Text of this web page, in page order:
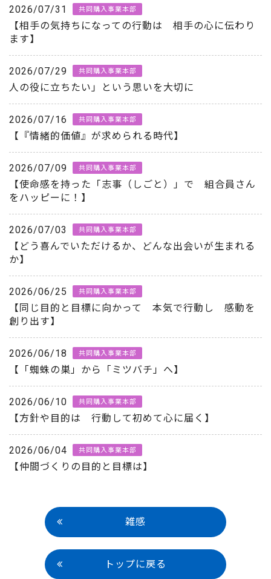
2026/07/31 共同購入事業本部
【相手の気持ちになっての行動は 相手の心に伝わり
ます】
2026/07/29 共同購入事業本部
人の役に立ちたい」という思いを大切に
2026/07/16 共同購入事業本部
【『情緒的価値』が求められる時代】
2026/07/09 共同購入事業本部
【使命感を持った「志事（しごと）」で 組合員さん
をハッピーに！】
2026/07/03 共同購入事業本部
【どう喜んでいただけるか、どんな出会いが生まれる
か】
2026/06/25 共同購入事業本部
【同じ目的と目標に向かって 本気で行動し 感動を
創り出す】
2026/06/18 共同購入事業本部
【「蜘蛛の巣」から「ミツバチ」へ】
2026/06/10 共同購入事業本部
【方針や目的は 行動して初めて心に届く】
2026/06/04 共同購入事業本部
【仲間づくりの目的と目標は】
雑感
トップに戻る